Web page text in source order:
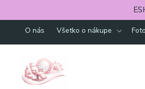
O nás Všetko o nákupe